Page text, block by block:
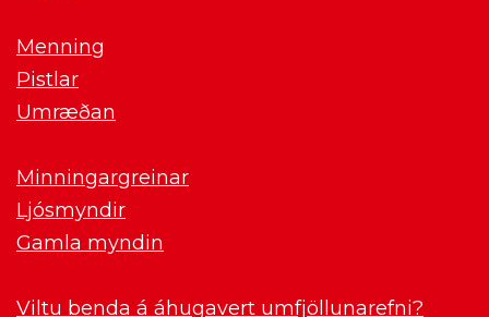
Menning
Pistlar
Umræðan
Minningargreinar
Ljósmyndir
Gamla myndin
Viltu benda á áhugavert umfjöllunarefni?